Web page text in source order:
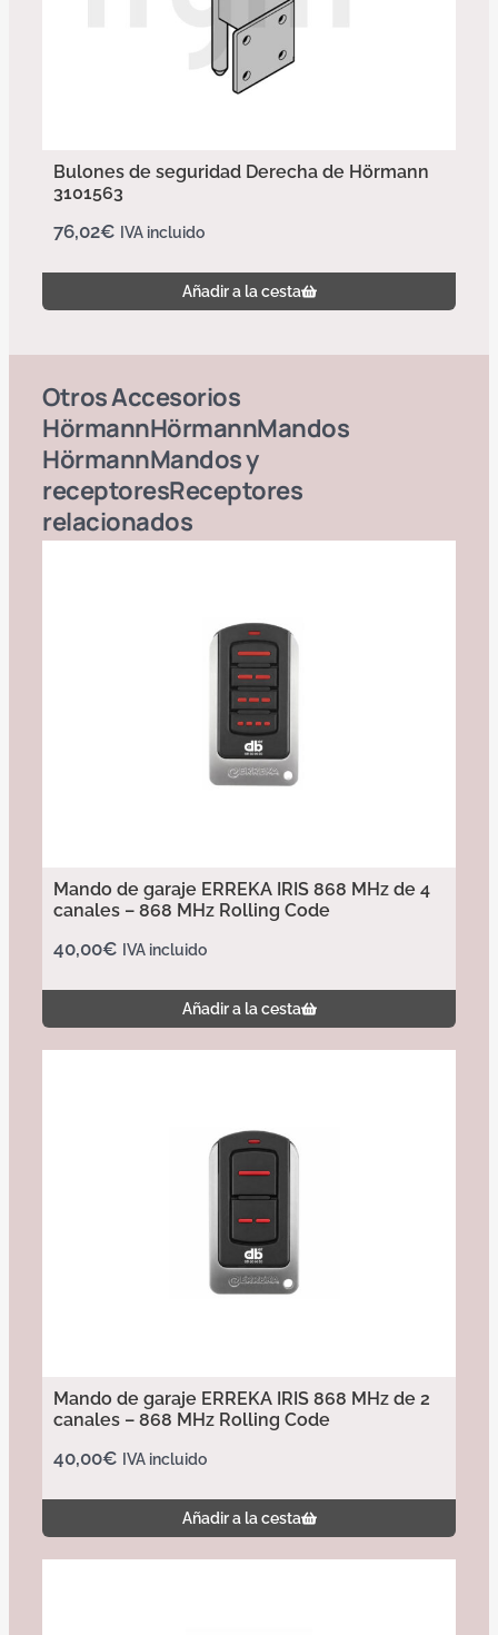
Bulones de seguridad Derecha de Hörmann
3101563
76,02€ IVA incluido
Añadir a la cesta
OtrosAccesorios
HörmannHörmannMandos
HörmannMandos y
receptoresReceptores
relacionados
Mando de garaje ERREKA IRIS 868 MHz de 4
canales – 868 MHz Rolling Code
40,00€ IVA incluido
Añadir a la cesta
Mando de garaje ERREKA IRIS 868 MHz de 2
canales – 868 MHz Rolling Code
40,00€ IVA incluido
Añadir a la cesta